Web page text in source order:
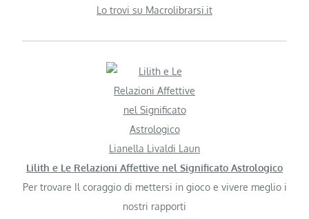
Lo trovi su Macrolibrarsi.it
Lianella Livaldi Laun
Lilith e Le Relazioni Affettive nel Significato Astrologico
Per trovare Il coraggio di mettersi in gioco e vivere meglio i
nostri rapporti